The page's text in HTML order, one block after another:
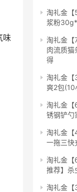
味
淘礼金【
浆粉
淘礼金【
肉流质
得
淘礼金【
爽2包(10
淘礼金
锈钢铲勺
淘礼金【
一拖三快
淘礼金【
推荐】杀
淘礼金【